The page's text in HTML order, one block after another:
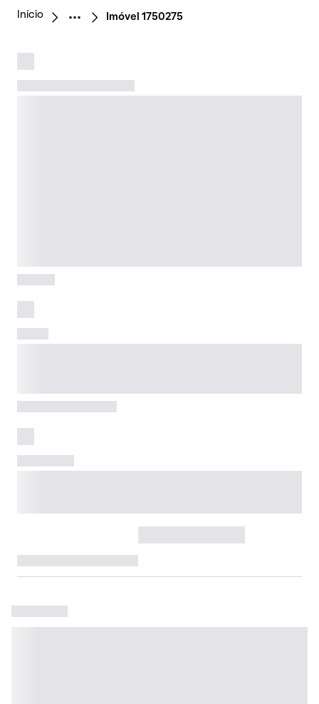
Início Imóvel 1750275